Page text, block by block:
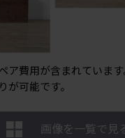
ア費用が含まれていま
が可能です。
画像を一覧で見